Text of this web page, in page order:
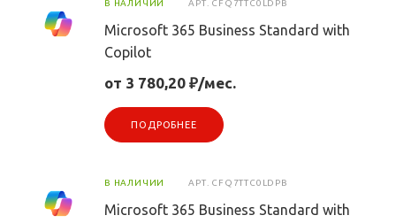
В НАЛИЧИИ АРТ. CFQ7TTC0LDPB
Microsoft 365 Business Standard with
Copilot
от 3 780,20 ₽/мес.
ПОДРОБНЕЕ
В НАЛИЧИИ АРТ. CFQ7TTC0LDPB
Microsoft 365 Business Standard with